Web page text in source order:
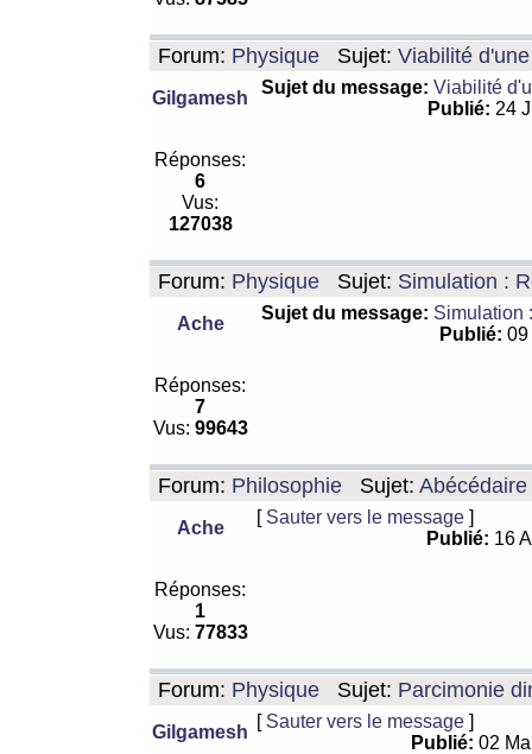
Forum: Physique Sujet: Viabilité
Gilgamesh
Sujet du message: Viabilité
Publié: 24
Réponses:
6
Vus:
127038
Forum: Physique Sujet: Simulation :
Ache
Sujet du message: Simulation
Publié:
Réponses:
7
Vus: 99643
Forum: Philosophie Sujet: Abécédaire
Ache
[ Sauter vers le message ]
Publié: 16
Réponses:
1
Vus: 77833
Forum: Physique Sujet: Parcimonie
Gilgamesh
[ Sauter vers le message ]
Publié: 02